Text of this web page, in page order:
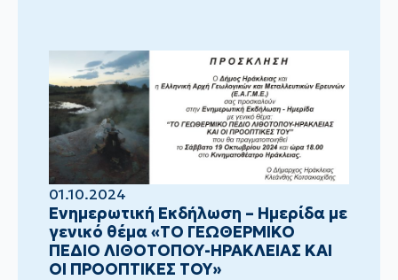
01.10.2024
Ενημερωτική Εκδήλωση – Ημερίδα με
γενικό θέμα «ΤΟ ΓΕΩΘΕΡΜΙΚΟ
ΠΕΔΙΟ ΛΙΘΟΤΟΠΟΥ-ΗΡΑΚΛΕΙΑΣ ΚΑΙ
ΟΙ ΠΡΟΟΠΤΙΚΕΣ ΤΟΥ»